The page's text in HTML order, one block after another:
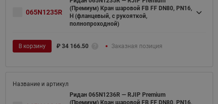
065N1235R
(Премиум) Кран шаровой FB FF DN80, PN16,
H (фланцевый, с рукояткой,
полнопроходной)
В корзину ₽ 34 166.50 Заказная позиция
Ридан 065N1236R — RJIP Premium
(Премиум) Кран шаровой FB FF DN80, PN16,